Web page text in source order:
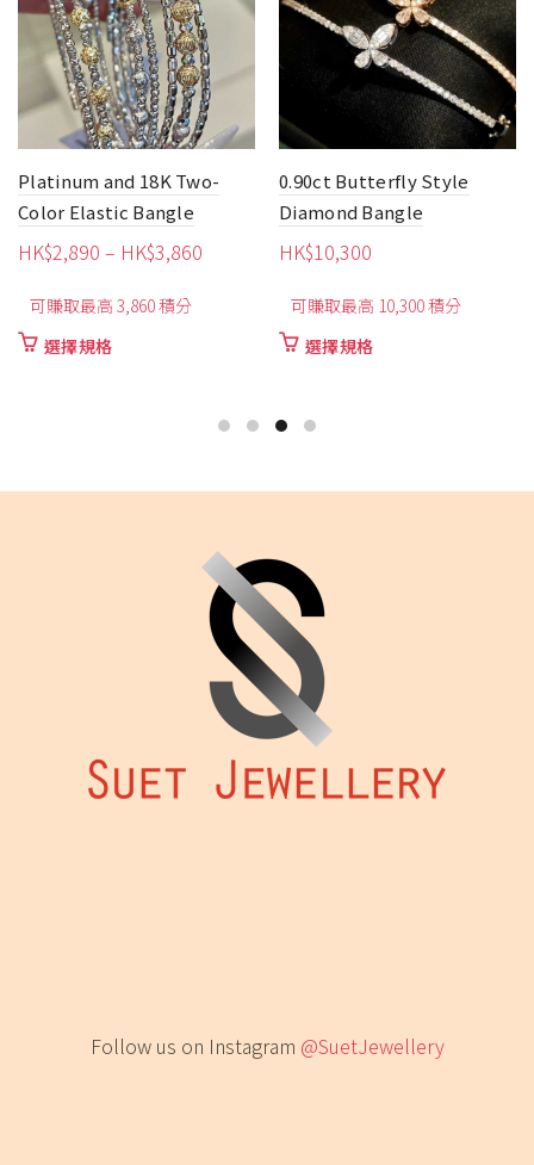
0.90ct Butterfly Style
Diamond Bangle
HK$10,300
可賺取最高 10,300 積分
選擇規格此
選
項
2ct Oval-Shaped Royal
Blue Sapphire Bracelet
HK$6,870
購買並賺取 6,870 積分!
加入購物車
Follow us on Instagram @SuetJewellery